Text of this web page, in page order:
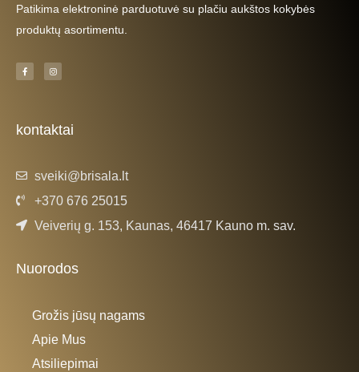
Patikima elektroninė parduotuvė su plačiu aukštos kokybės
produktų asortimentu.
F
a
c
-
f
I
n
s
m
kontaktai
sveiki@brisala.lt
+370 676 25015
Veiverių g. 153, Kaunas, 46417 Kauno m. sav.
Nuorodos
Grožis jūsų nagams
Apie Mus
Atsiliepimai